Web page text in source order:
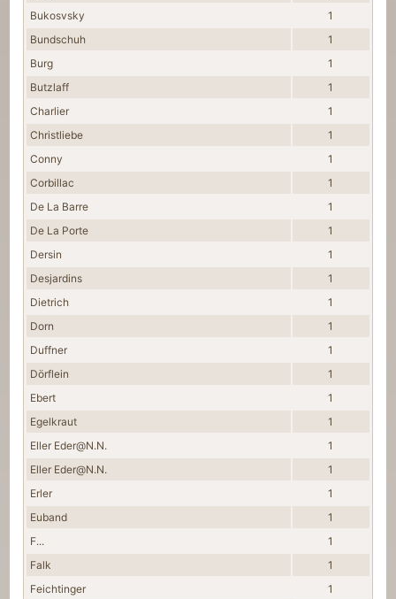
Bukosvsky
1
Bundschuh
1
Burg
1
Butzlaff
1
Charlier
1
Christliebe
1
Conny
1
Corbillac
1
De La Barre
1
De La Porte
1
Dersin
1
Desjardins
1
Dietrich
1
Dorn
1
Duffner
1
Dörflein
1
Ebert
1
Egelkraut
1
Eller Eder@N.N.
1
Eller Eder@N.N.
1
Erler
1
Euband
1
F...
1
Falk
1
Feichtinger
1